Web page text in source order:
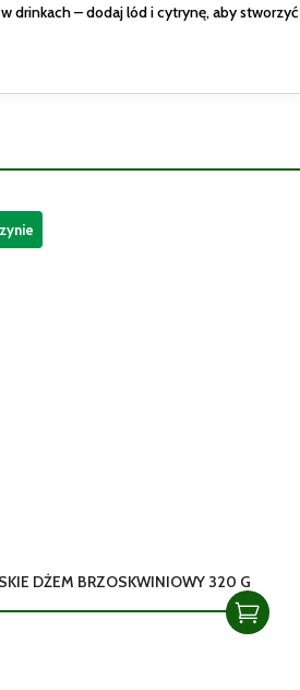
drinkach – dodaj lód i cytrynę, aby
DŻEM BRZOSKWINIOWY 320 G